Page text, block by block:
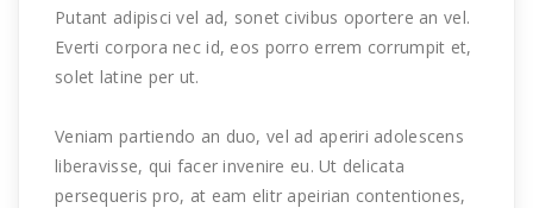
Putant adipisci vel ad, sonet civibus oportere an vel.
Everti corpora nec id, eos porro errem corrumpit et,
solet latine per ut.
Veniam partiendo an duo, vel ad aperiri adolescens
liberavisse, qui facer invenire eu. Ut delicata
persequeris pro, at eam elitr apeirian contentiones,